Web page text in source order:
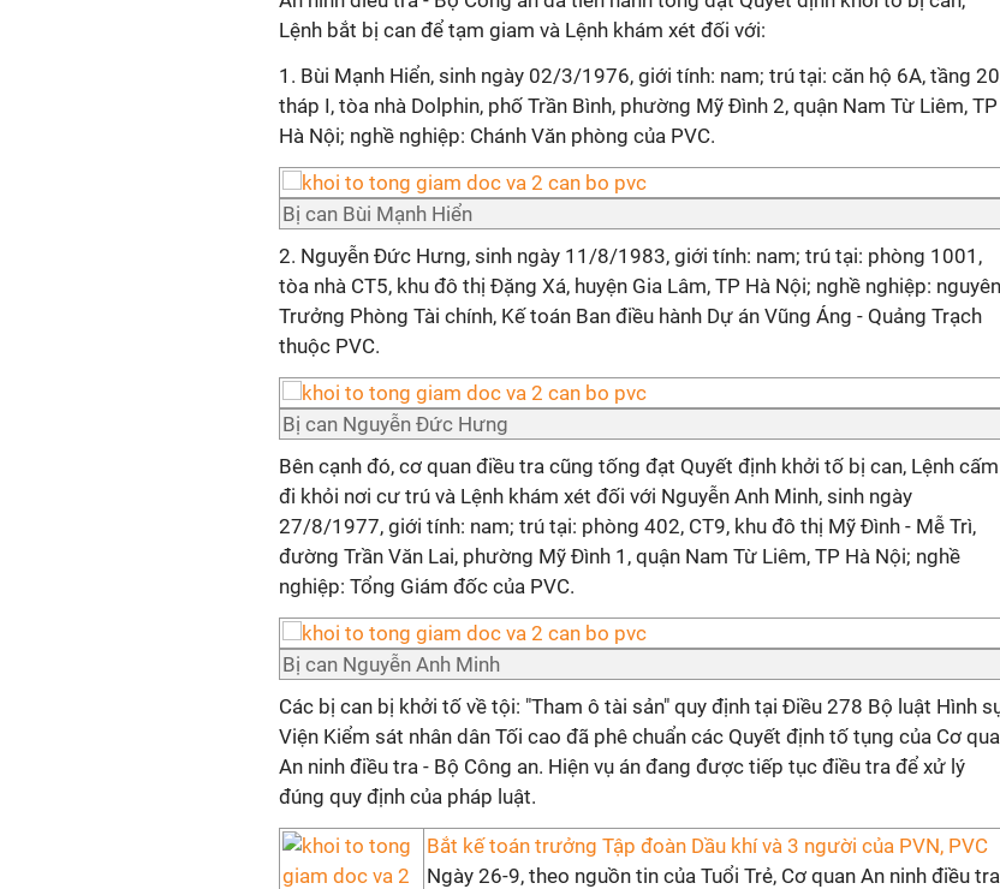
Lệnh bắt bị can để tạm giam và Lệnh khám xét đối với:
1. Bùi Mạnh Hiển, sinh ngày 02/3/1976, giới tính: nam; trú tại: căn hộ 6A, tầng
tháp I, tòa nhà Dolphin, phố Trần Bình, phường Mỹ Đình 2, quận Nam Từ Liêm, TP
Hà Nội; nghề nghiệp: Chánh Văn phòng của PVC.
Bị can Bùi Mạnh Hiển
2. Nguyễn Đức Hưng, sinh ngày 11/8/1983, giới tính: nam; trú tại: phòng 1001,
tòa nhà CT5, khu đô thị Đặng Xá, huyện Gia Lâm, TP Hà Nội; nghề nghiệp: nguyên
Trưởng Phòng Tài chính, Kế toán Ban điều hành Dự án Vũng Áng - Quảng Trạch
thuộc PVC.
Bị can Nguyễn Đức Hưng
Bên cạnh đó, cơ quan điều tra cũng tống đạt Quyết định khởi tố bị can, Lệnh cấm
đi khỏi nơi cư trú và Lệnh khám xét đối với Nguyễn Anh Minh, sinh ngày
27/8/1977, giới tính: nam; trú tại: phòng 402, CT9, khu đô thị Mỹ Đình - Mễ Trì,
đường Trần Văn Lai, phường Mỹ Đình 1, quận Nam Từ Liêm, TP Hà Nội; nghề
nghiệp: Tổng Giám đốc của PVC.
Bị can Nguyễn Anh Minh
Các bị can bị khởi tố về tội: "Tham ô tài sản" quy định tại Điều 278 Bộ luật Hình
Viện Kiểm sát nhân dân Tối cao đã phê chuẩn các Quyết định tố tụng của Cơ
An ninh điều tra - Bộ Công an. Hiện vụ án đang được tiếp tục điều tra để xử lý
đúng quy định của pháp luật.
Bắt kế toán trưởng Tập đoàn Dầu khí và 3 người của PVN, PVC
Ngày 26-9, theo nguồn tin của Tuổi Trẻ, Cơ quan An ninh điều tra